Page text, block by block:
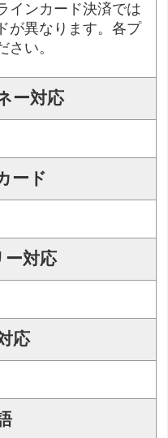
インカード決済では
が異なります。各プ
さい。
ー対応
ード
対応
応